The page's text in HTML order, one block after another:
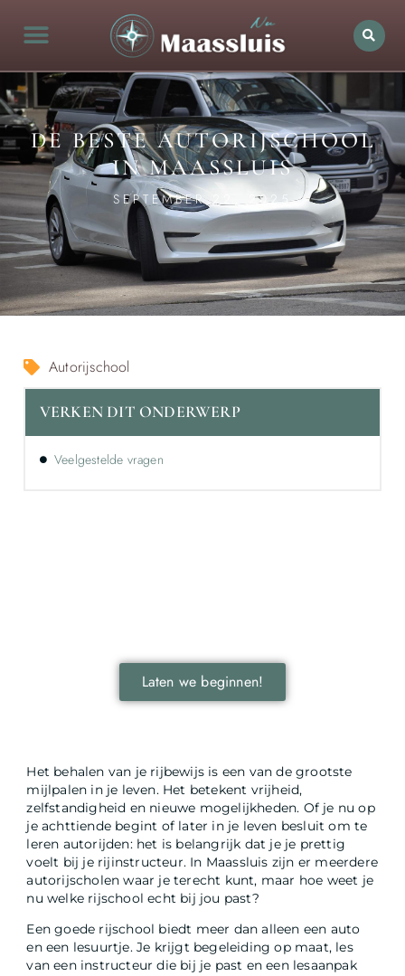
DE BESTE AUTORIJSCHOOL
IN MAASSLUIS
SEPTEMBER 22, 2025
Het behalen van je rijbewijs is een van de grootste
mijlpalen in je leven. Het betekent vrijheid,
zelfstandigheid en nieuwe mogelijkheden. Of je nu op
je achttiende begint of later in je leven besluit om te
leren autorijden: het is belangrijk dat je je prettig
voelt bij je rijinstructeur. In Maassluis zijn er meerdere
autorijscholen waar je terecht kunt, maar hoe weet je
nu welke rijschool echt bij jou past?
Een goede rijschool biedt meer dan alleen een auto
en een lesuurtje. Je krijgt begeleiding op maat, les
van een instructeur die bij je past en een lesaanpak
Autorijschool
VERKEN DIT ONDERWERP
Veelgestelde vragen
Laten we beginnen!